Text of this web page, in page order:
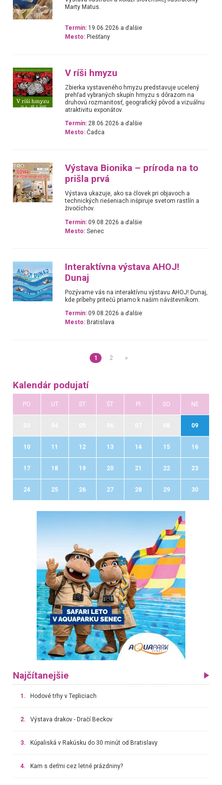
Marty Matus.
Termín: 19.06.2026 a ďalšie
Mesto: Piešťany
V ríši hmyzu
Zbierka vystaveného hmyzu predstavuje ucelený
prehľad vybraných skupín hmyzu s dôrazom na
druhovú rozmanitosť, geografický pôvod a vizuálnu
atraktivitu exponátov.
Termín: 28.06.2026 a ďalšie
Mesto: Čadca
Výstava Bionika – príroda na to
prišla prvá
Výstava ukazuje, ako sa človek pri objavoch a
technických riešeniach inšpiruje svetom rastlín a
živočíchov.
Termín: 09.08.2026 a ďalšie
Mesto: Senec
Interaktívna výstava AHOJ!
Dunaj
Pozývame vás na interaktívnu výstavu AHOJ! Dunaj,
kde príbehy pritečú priamo k našim návštevníkom.
Termín: 09.08.2026 a ďalšie
Mesto: Bratislava
1 2 »
Kalendár podujatí
PO UT ST ŠT PI SO NE
09
10 11 12 13 14 15 16
17 18 19 20 21 22 23
24 25 26 27 28 29 30
Najčítanejšie
1. Hodové trhy v Tepliciach
2. Výstava drakov - Dračí Beckov
3. Kúpaliská v Rakúsku do 30 minút od Bratislavy
4. Kam s deťmi cez letné prázdniny?